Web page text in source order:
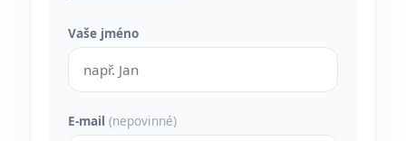
Vaše jméno
E-mail (nepovinné)